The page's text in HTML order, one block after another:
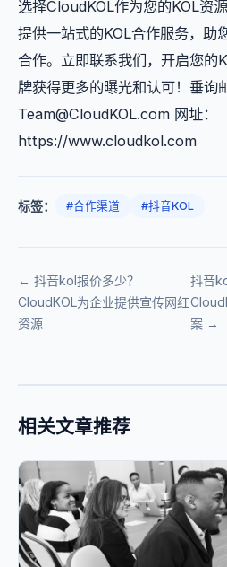
选择CloudKOL作为您的KOL资
提供一站式的KOL合作服务，助
合作。立即联系我们，开启您的
牌获得更多的曝光和认可！垂询
Team@CloudKOL.com 网址：
https://www.cloudkol.com
标签： #合作渠道 #抖音KOL
← 抖音kol报价多少？
CloudKOL为企业提供宣传网红
资源
抖音
案 →
相关文章推荐